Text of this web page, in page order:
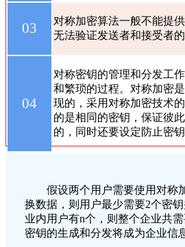
03
对称加密算法一般不能提
无法验证发送者和接受者
04
对称密钥的管理和分发工
和繁琐的过程。对称加密
现的，采用对称加密技术
的是相同的密钥，保证彼
的，同时还要设定防止密
假设两个用户需要使用对称
换数据，则用户最少需要2个密
业内用户有n个，则整个企业共需
密钥的生成和分发将成为企业信